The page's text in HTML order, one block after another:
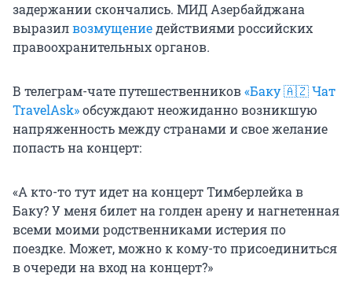
задержании скончались. МИД Азербайджана
выразилвозмущениедействиями российских
правоохранительных органов.
В телеграм-чате путешественников«Баку 🇦🇿 Чат
TravelAsk»обсуждают неожиданно возникшую
напряженность между странами и свое желание
попасть на концерт:
«А кто-то тут идет на концерт Тимберлейка в
Баку? У меня билет на голден арену и нагнетенная
всеми моими родственниками истерия по
поездке. Может, можно к кому-то присоединиться
в очереди на вход на концерт?»